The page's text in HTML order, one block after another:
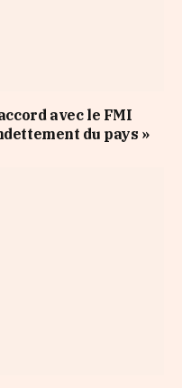
avec le FMI
du pays »